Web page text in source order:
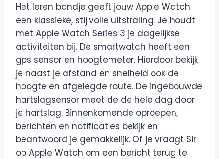
Het leren bandje geeft jouw Apple Watch
een klassieke, stijlvolle uitstraling. Je houdt
met Apple Watch Series 3 je dagelijkse
activiteiten bij. De smartwatch heeft een
gps sensor en hoogtemeter. Hierdoor bekijk
je naast je afstand en snelheid ook de
hoogte en afgelegde route. De ingebouwde
hartslagsensor meet de de hele dag door
je hartslag. Binnenkomende oproepen,
berichten en notificaties bekijk en
beantwoord je gemakkelijk. Of je vraagt Siri
op Apple Watch om een bericht terug te